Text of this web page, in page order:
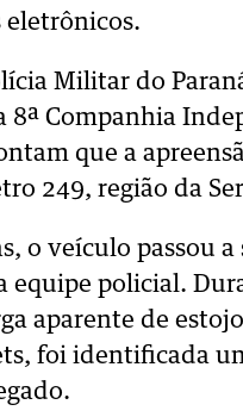
eletrônicos.
Militar do
8ª Companhia
que a
249, região da
o veículo passou a
equipe policial.
aparente de
foi identificada